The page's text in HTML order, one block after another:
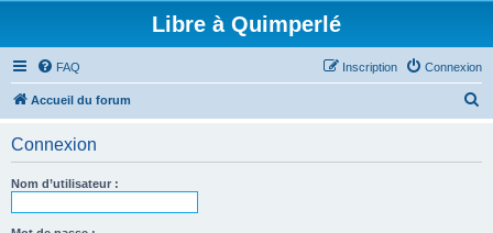
Libre à Quimperlé
FAQ Connexion
Inscription
Accueil du forum
Connexion
Nom d’utilisateur :